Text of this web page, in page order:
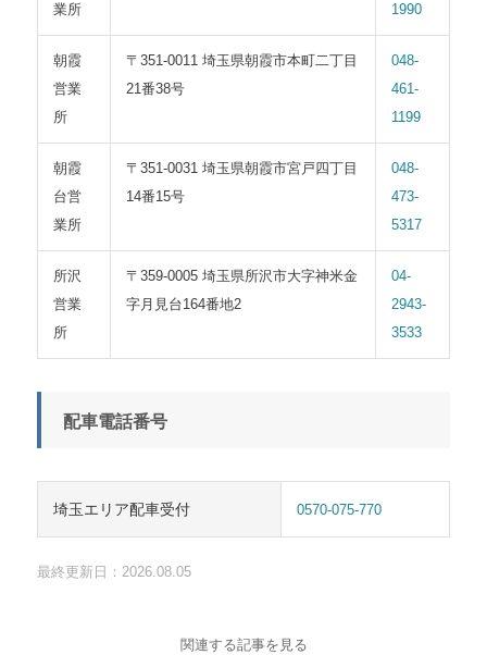
業所
1990
朝霞
営業
所
〒351-0011 埼玉県朝霞市本町二丁目
21番38号
048-
461-
1199
朝霞
台営
業所
〒351-0031 埼玉県朝霞市宮戸四丁目
14番15号
048-
473-
5317
所沢
営業
所
〒359-0005 埼玉県所沢市大字神米金
字月見台164番地2
04-
2943-
3533
配車電話番号
埼玉エリア配車受付 0570-075-770
最終更新日：2026.08.05
関連する記事を見る